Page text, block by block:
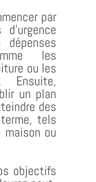
par
les
ou les
Ensuite,
un plan
des
tels
maison ou
objectifs